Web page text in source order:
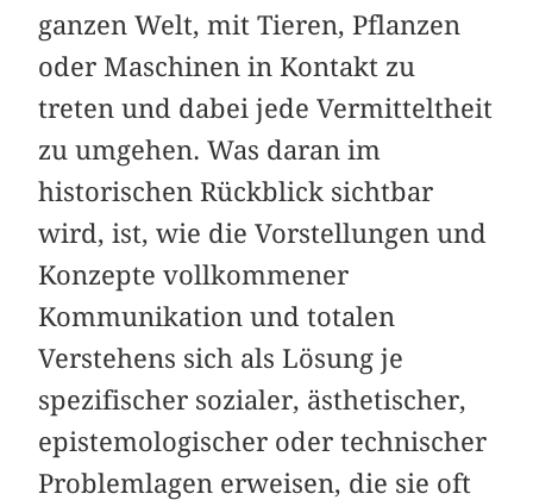
ganzen Welt, mit Tieren, Pflanzen
oder Maschinen in Kontakt zu
treten und dabei jede Vermitteltheit
zu umgehen. Was daran im
historischen Rückblick sichtbar
wird, ist, wie die Vorstellungen und
Konzepte vollkommener
Kommunikation und totalen
Verstehens sich als Lösung je
spezifischer sozialer, ästhetischer,
epistemologischer oder technischer
Problemlagen erweisen, die sie oft